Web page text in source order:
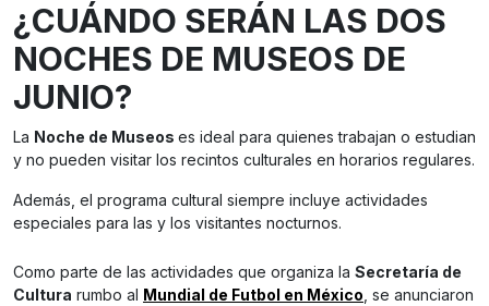
¿CUÁNDO SERÁN LAS DOS
NOCHES DE MUSEOS DE
JUNIO?
La Noche de Museos es ideal para quienes trabajan o estudian
y no pueden visitar los recintos culturales en horarios regulares.
Además, el programa cultural siempre incluye actividades
especiales para las y los visitantes nocturnos.
Como parte de las actividades que organiza la Secretaría de
Cultura rumbo al Mundial de Futbol en México , se anunciaron